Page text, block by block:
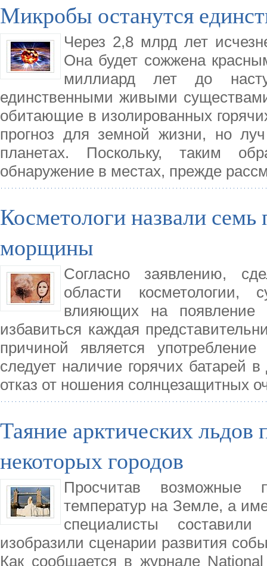
Микробы останутся
Через 2,8 млрд лет
Она будет сожжена
миллиард лет до
единственными живыми
обитающие в изолированных
прогноз для земной жизни, но
планетах. Поскольку, таким
обнаружение в местах, прежде
Косметологи назвали
морщины
Согласно заявлению,
области косметологии,
влияющих на появление
избавиться каждая
причиной является
следует наличие горячих батарей
отказ от ношения солнцезащитных
Таяние арктических льдов
некоторых городов
Просчитав возможные
температур на Земле, а
специалисты
изобразили сценарии развития
Как сообщается в журнале